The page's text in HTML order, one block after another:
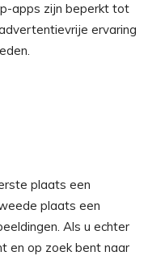
apps zijn beperkt tot
ervaring
plaats een
plaats een
Als u echter
en op zoek bent naar